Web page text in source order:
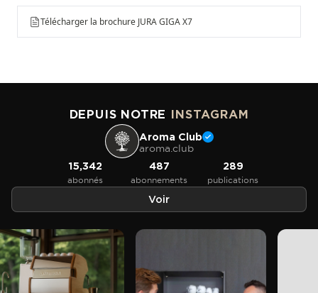
Télécharger la brochure JURA GIGA X7
DEPUIS NOTRE INSTAGRAM
Aroma Club
aroma.club
15,342
abonnés
487
abonnements
289
publications
Voir